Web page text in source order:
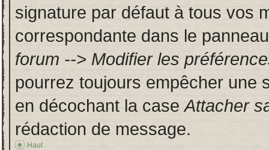
signature par défaut à tous vos
correspondante dans le
forum --> Modifier les
pourrez toujours empêcher une
en décochant la caseAttacher
rédaction de message.
Haut